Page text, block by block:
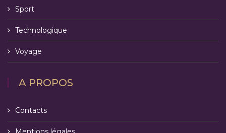
Sport
Technologique
Voyage
A PROPOS
Contacts